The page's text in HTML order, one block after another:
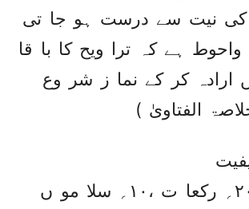
کی نیت سے درست ہو جا تی
واحوط ہے کہ ترا ویح کا با قا
ارادہ کر کے نما ز شر وع
الفتاویٰ )
ترا ویح کی ۲۰؍ رکعا ت ،۱۰؍ سلا مو ں